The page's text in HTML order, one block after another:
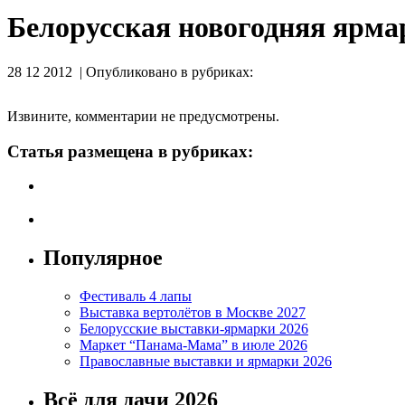
Белорусская новогодняя
28 12 2012 | Опубликовано в рубриках:
Извините, комментарии не предусмотрены.
Статья размещена в рубриках:
Популярное
Фестиваль 4 лапы
Выставка вертолётов в Москве 2027
Белорусские выставки-ярмарки 2026
Маркет “Панама-Мама” в июле 2026
Православные выставки и ярмарки 2026
Всё для дачи 2026